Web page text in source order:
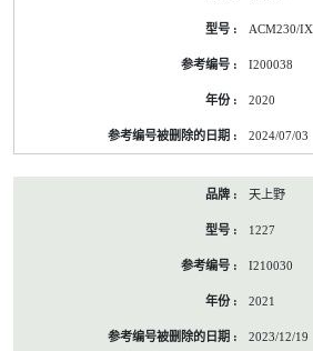
ACM230/IX
I200038
2020
2024/07/03
天上野
1227
I210030
2021
2023/12/19